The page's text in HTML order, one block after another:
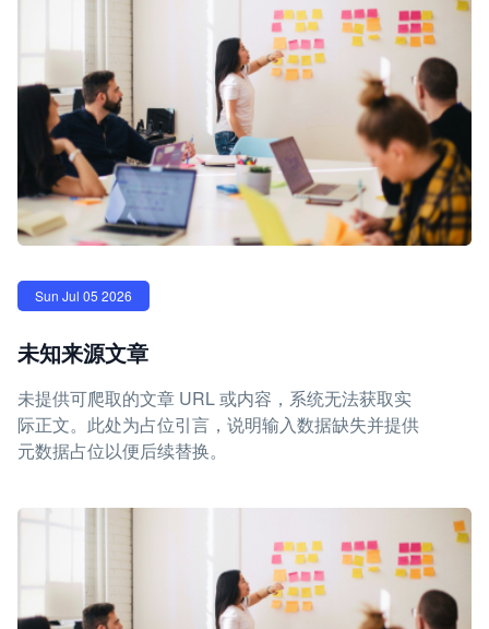
Sun Jul 05 2026
未知来源文章
未提供可爬取的文章 URL 或内容，系统无法获取实
际正文。此处为占位引言，说明输入数据缺失并提供
元数据占位以便后续替换。